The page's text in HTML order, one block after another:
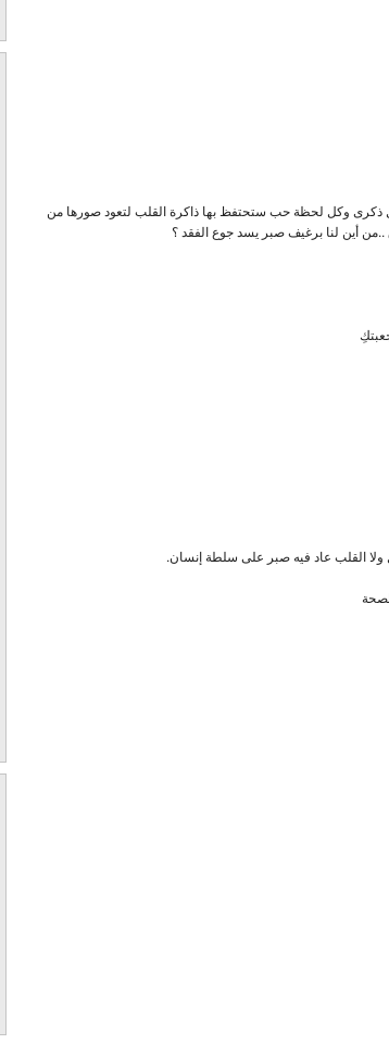
ذكرى وكل لحظة حب ستحتفظ بها ذاكرة القلب لتعود صورها من
..من أين لنا برغيف صبر يسد جوع الفقد ؟
ولا القلب عاد فيه صبر على سلطة إنسان.